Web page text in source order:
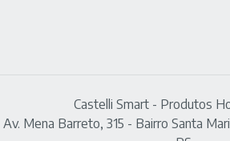
Castelli Smart - Produtos
Av. Mena Barreto, 315 - Bairro Santa